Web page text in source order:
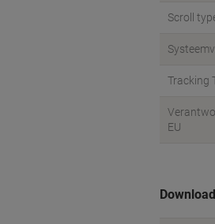
Scroll
Tracking
EU